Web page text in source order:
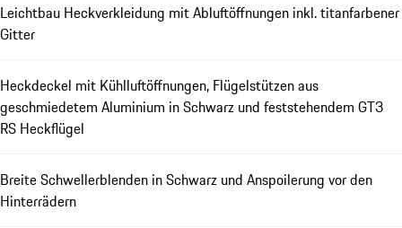
Leichtbau Heckverkleidung mit Abluftöffnungen inkl. titanfarbener
Gitter
Heckdeckel mit Kühlluftöffnungen, Flügelstützen aus
geschmiedetem Aluminium in Schwarz und feststehendem GT3
RS Heckflügel
Breite Schwellerblenden in Schwarz und Anspoilerung vor den
Hinterrädern